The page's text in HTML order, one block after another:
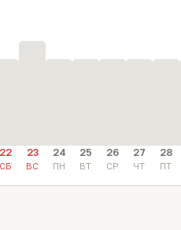
22
СБ
23
ВС
24
ПН
25
ВТ
26
СР
27
ЧТ
28
ПТ